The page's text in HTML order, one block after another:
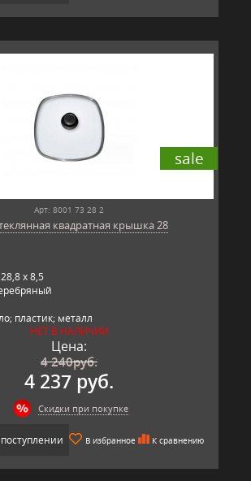
sale
Арт: 8001 73 28 2
квадратная крышка 28
x 8,5
пластик; металл
BAF, Германия
НЕТ В НАЛИЧИИ
Цена:
4 240руб.
4 237 руб.
Скидки при покупке
В избранное К сравнению